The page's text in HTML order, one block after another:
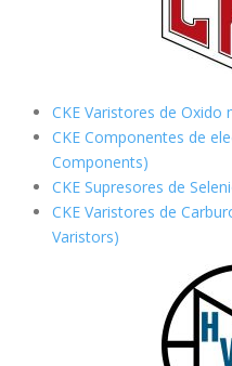
CKE Varistores de
CKE Componentes de
Components)
CKE Supresores de
CKE Varistores de
Varistors)